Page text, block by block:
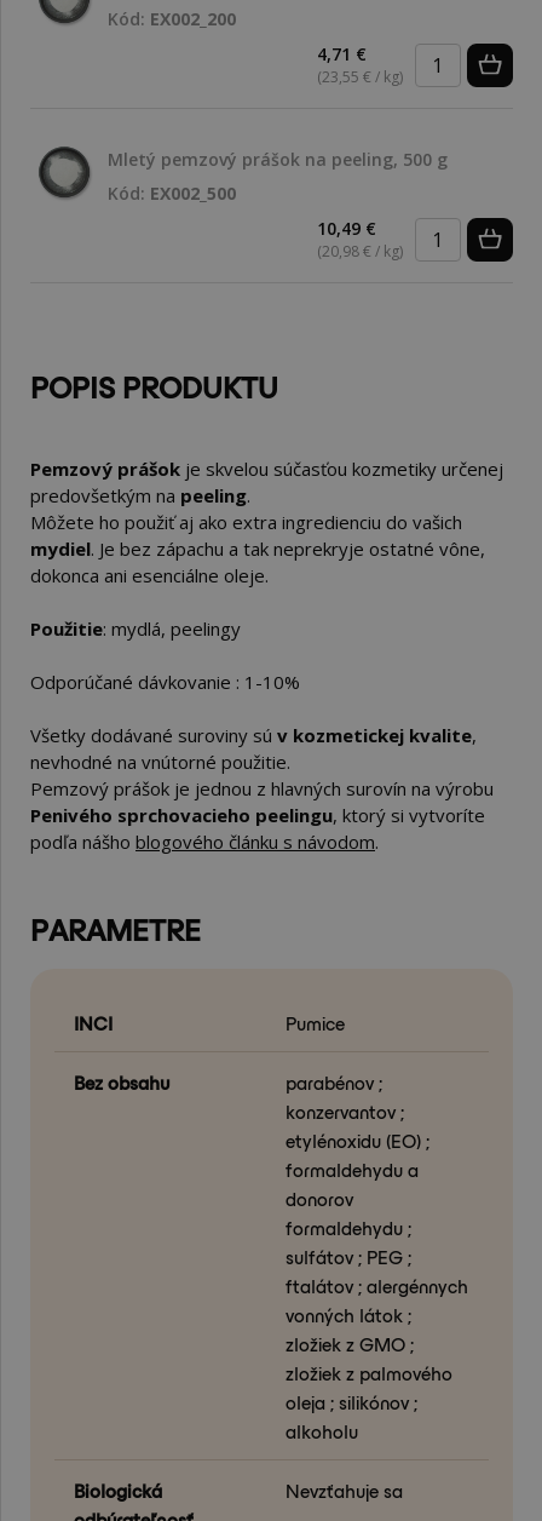
Kód: EX002_200
4,71 €
(23,55 € / kg)
Mletý pemzový prášok na peeling, 500 g
Kód: EX002_500
10,49 €
(20,98 € / kg)
POPIS PRODUKTU
Pemzový prášok je skvelou súčasťou kozmetiky určenej
predovšetkým na peeling.
Môžete ho použiť aj ako extra ingredienciu do vašich
mydiel. Je bez zápachu a tak neprekryje ostatné vône,
dokonca ani esenciálne oleje.
Použitie: mydlá, peelingy
Odporúčané dávkovanie : 1-10%
Všetky dodávané suroviny sú v kozmetickej kvalite,
nevhodné na vnútorné použitie.
Pemzový prášok je jednou z hlavných surovín na výrobu
Penivého sprchovacieho peelingu, ktorý si vytvoríte
podľa nášho blogového článku s návodom.
PARAMETRE
INCI Pumice
Bez obsahu
parabénov ;
konzervantov ;
etylénoxidu (EO) ;
formaldehydu a
donorov
formaldehydu ;
sulfátov ; PEG ;
ftalátov ; alergénnych
vonných látok ;
zložiek z GMO ;
zložiek z palmového
oleja ; silikónov ;
alkoholu
Biologická
Nevzťahuje sa